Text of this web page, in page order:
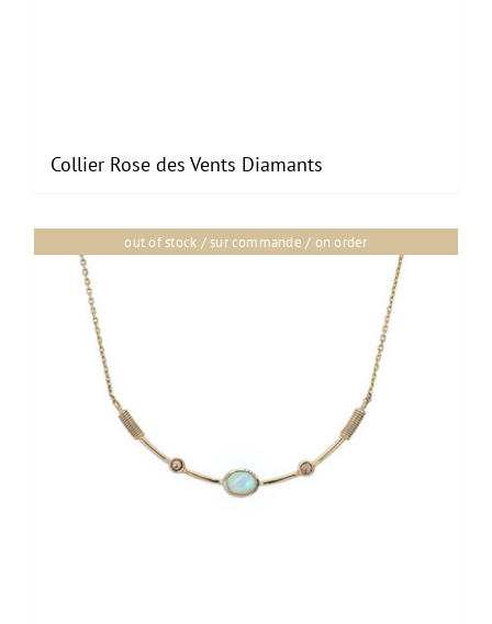
Collier Rose des Vents Diamants
out of stock / sur commande / on order